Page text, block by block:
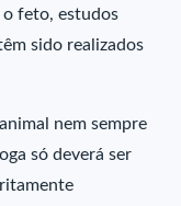
o feto, estudos
sido realizados
nem sempre
só deverá ser